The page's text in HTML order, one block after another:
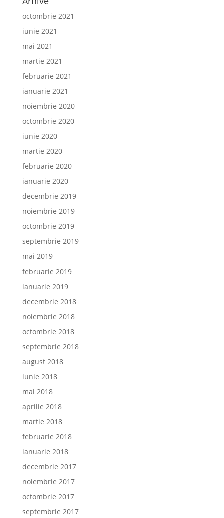
octombrie 2021
iunie 2021
mai 2021
martie 2021
februarie 2021
ianuarie 2021
noiembrie 2020
octombrie 2020
iunie 2020
martie 2020
februarie 2020
ianuarie 2020
decembrie 2019
noiembrie 2019
octombrie 2019
septembrie 2019
mai 2019
februarie 2019
ianuarie 2019
decembrie 2018
noiembrie 2018
octombrie 2018
septembrie 2018
august 2018
iunie 2018
mai 2018
aprilie 2018
martie 2018
februarie 2018
ianuarie 2018
decembrie 2017
noiembrie 2017
octombrie 2017
septembrie 2017